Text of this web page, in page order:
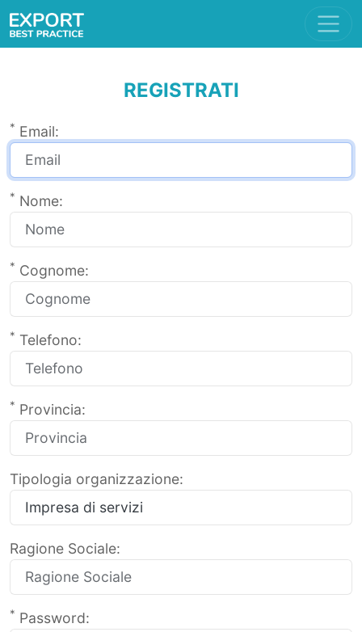
REGISTRATI
* Email:
* Nome:
* Cognome:
* Telefono:
* Provincia:
Tipologia organizzazione:
Ragione Sociale:
* Password: